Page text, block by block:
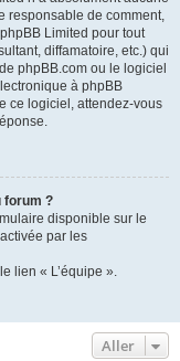
responsable de comment,
Limited pour tout
diffamatoire, etc.) qui
phpBB.com ou le logiciel
à phpBB
ce logiciel, attendez-vous
forum ?
disponible sur le
par les
lien « L’équipe ».
Aller